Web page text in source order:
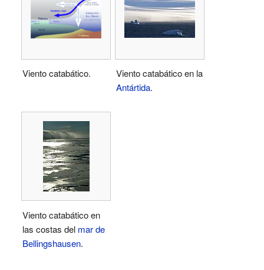
Viento catabático.
Viento catabático en la
Antártida.
Viento catabático en
las costas del mar de
Bellingshausen.